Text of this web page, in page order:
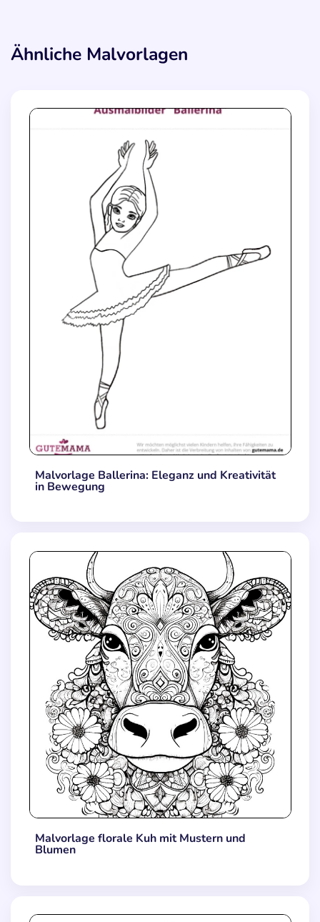
Ähnliche Malvorlagen
Malvorlage Ballerina: Eleganz und Kreativität
in Bewegung
Malvorlage florale Kuh mit Mustern und
Blumen